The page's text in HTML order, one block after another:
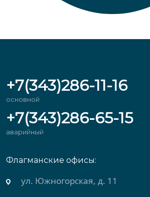
+7(343)286-11-16
основной
+7(343)286-65-15
аварийный
Флагманские офисы:
ул. Южногорская, д. 11